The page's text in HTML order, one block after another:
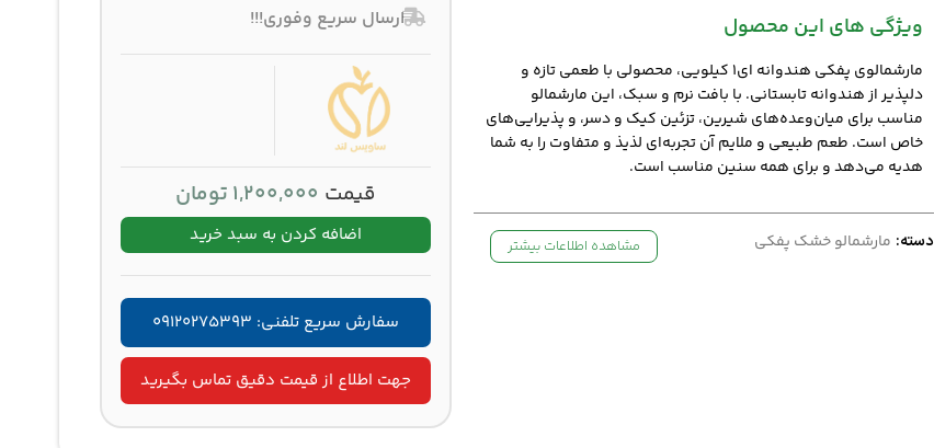
ویژگی های این محصول
مارشمالوی پفکی هندوانه ای۱ کیلویی، محصولی با طعمی تازه و
دلپذیر از هندوانه تابستانی. با بافت نرم و سبک، این مارشمالو
مناسب برای میان‌وعده‌های شیرین، تزئین کیک و دسر، و پذیرایی‌های
خاص است. طعم طبیعی و ملایم آن تجربه‌ای لذیذ و متفاوت را به شما
هدیه می‌دهد و برای همه سنین مناسب است.
دسته: مارشمالو خشک پفکی مشاهده اطلاعات بیشتر
ارسال سریع وفوری!!!
قیمت 1,200,000 تومان
اضافه کردن به سبد خرید
سفارش سریع تلفنی: ۰۹۱۲۰۲۷۵۳۹۳
جهت اطلاع از قیمت دقیق تماس بگیرید